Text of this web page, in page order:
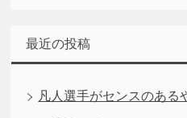
最近の投稿
凡人選手がセンスのある